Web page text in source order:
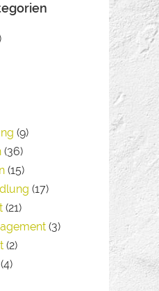
(9)
(36)
(15)
(17)
(21)
(3)
(2)
(4)